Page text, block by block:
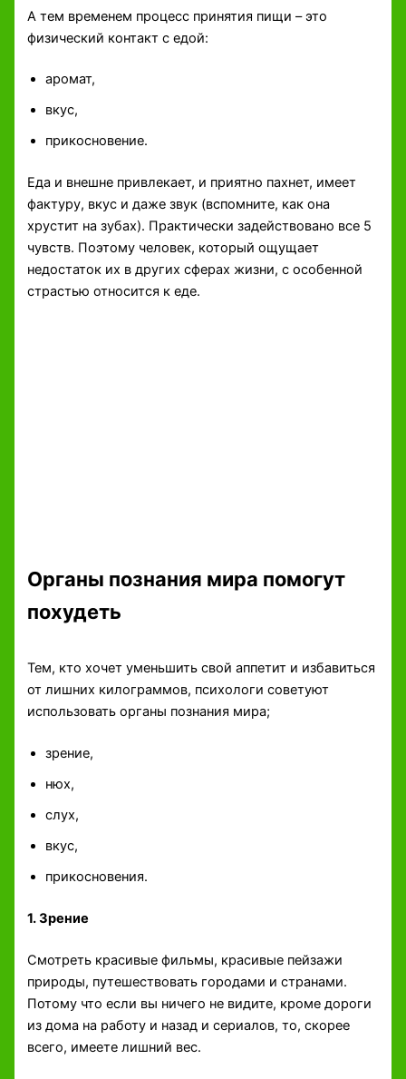
А тем временем процесс принятия пищи – это
физический контакт с едой:
аромат,
вкус,
прикосновение.
Еда и внешне привлекает, и приятно пахнет, имеет
фактуру, вкус и даже звук (вспомните, как она
хрустит на зубах). Практически задействовано все 5
чувств. Поэтому человек, который ощущает
недостаток их в других сферах жизни, с особенной
страстью относится к еде.
Органы познания мира помогут
похудеть
Тем, кто хочет уменьшить свой аппетит и избавиться
от лишних килограммов, психологи советуют
использовать органы познания мира;
зрение,
нюх,
слух,
вкус,
прикосновения.
1. Зрение
Смотреть красивые фильмы, красивые пейзажи
природы, путешествовать городами и странами.
Потому что если вы ничего не видите, кроме дороги
из дома на работу и назад и сериалов, то, скорее
всего, имеете лишний вес.